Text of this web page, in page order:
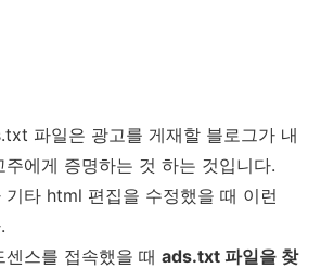
파일은 광고를 게재할 블로그가 내
에게 증명하는 것 하는 것입니다.
기타 html 편집을 수정했을 때 이런
스를 접속했을 때 ads.txt 파일을 찾